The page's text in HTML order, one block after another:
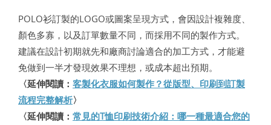
POLO衫訂製的LOGO或圖案呈現方式，會因設計複雜度、
顏色多寡，以及訂單數量不同，而採用不同的製作方式。
建議在設計初期就先和廠商討論適合的加工方式，才能避
免做到一半才發現效果不理想，或成本超出預期。
〈延伸閱讀： 客製化衣服如何製作？從版型、印刷到訂製
流程完整解析〉
〈延伸閱讀： 常見的T恤印刷技術介紹：哪一種最適合您的